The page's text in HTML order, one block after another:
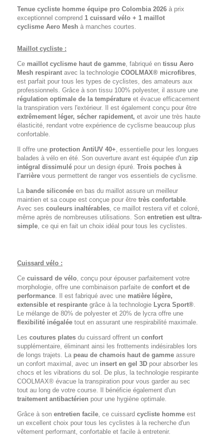
Tenue cycliste homme équipe pro Colombia 2026 à prix
exceptionnel comprend 1 cuissard vélo + 1 maillot
cyclisme Aero Mesh à manches courtes.
Maillot cycliste :
Ce maillot cyclisme haut de gamme, fabriqué en tissu Aero
Mesh respirant avec la technologie COOLMAX® microfibres,
est parfait pour tous les types de cyclistes, des amateurs aux
professionnels. Grâce à son tissu 100% polyester, il assure une
régulation optimale de la température et évacue efficacement
la transpiration vers l'extérieur. Il est également conçu pour être
extrêmement léger, sécher rapidement, et avoir une très haute
élasticité, rendant votre expérience de cyclisme beaucoup plus
confortable.
Il offre une protection AntiUV 40+, essentielle pour les longues
balades à vélo en été. Son ouverture avant est équipée d'un zip
intégral dissimulé pour un design épuré. Trois poches à
l'arrière vous permettent de ranger vos essentiels de cyclisme.
La bande siliconée en bas du maillot assure un meilleur
maintien et sa coupe est conçue pour être très confortable.
Avec ses couleurs inaltérables, ce maillot restera vif et coloré,
même après de nombreuses utilisations. Son entretien est ultra-
simple, ce qui en fait un choix idéal pour tous les cyclistes.
Cuissard vélo :
Ce cuissard de vélo, conçu pour épouser parfaitement votre
morphologie, offre une combinaison parfaite de confort et de
performance. Il est fabriqué avec une matière légère,
extensible et respirante grâce à la technologie Lycra Sport®.
Le mélange de 80% de polyester et 20% de lycra offre une
flexibilité inégalée tout en assurant une respirabilité maximale.
Les coutures plates du cuissard offrent un confort
supplémentaire, éliminant ainsi les frottements indésirables lors
de longs trajets. La peau de chamois haut de gamme assure
un confort maximal, avec un insert en gel 3D pour absorber les
chocs et les vibrations du sol. De plus, la technologie respirante
COOLMAX® évacue la transpiration pour vous garder au sec
tout au long de votre course. Il bénéficie également d'un
traitement antibactérien pour une hygiène optimale.
Grâce à son entretien facile, ce cuissard cycliste homme est
un excellent choix pour tous les cyclistes à la recherche d'un
vêtement performant, confortable et facile à entretenir.